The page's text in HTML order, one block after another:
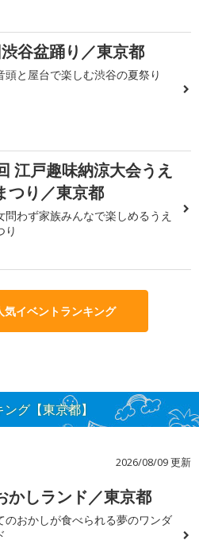
谷盆踊り／東京都
頭と屋台で楽しむ渋谷の夏祭り
江戸趣味納涼大会うえ
つり／東京都
問わず家族みんなで楽しめるうえ
り
気イベントランキング
グ【東京都】
2026/08/09 更新
かしランド／東京都
のおかしが食べられる夢のワンダ